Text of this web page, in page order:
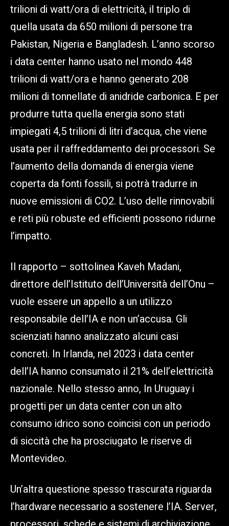
trilioni di watt/ora di elettricità, il triplo di
quella usata da 650 milioni di persone tra
Pakistan, Nigeria e Bangladesh. L’anno scorso
i data center hanno usato nel mondo 448
trilioni di watt/ora e hanno generato 208
milioni di tonnellate di anidride carbonica. E per
produrre tutta quella energia sono stati
impiegati 4,5 trilioni di litri d’acqua, che viene
usata per il raffreddamento dei processori. Se
l’aumento della domanda di energia viene
coperta da fonti fossili, si potrà tradurre in
nuove emissioni di CO2. L’uso delle rinnovabili
e reti più robuste ed efficienti possono ridurne
l’impatto.
Il rapporto – sottolinea Kaveh Madani,
direttore dell’Istituto dell’Università dell’Onu –
vuole essere un appello a un utilizzo
responsabile dell’IA e non un’accusa. Gli
scienziati hanno analizzato alcuni casi
concreti. In Irlanda, nel 2023 i data center
dell’IA hanno consumato il 21% dell’elettricità
nazionale. Nello stesso anno, In Uruguay i
progetti per un data center con un alto
consumo idrico sono coincisi con un periodo
di siccità che ha prosciugato le riserve di
Montevideo.
Un’altra questione spesso trascurata riguarda
l’hardware necessario a sostenere l’IA. Server,